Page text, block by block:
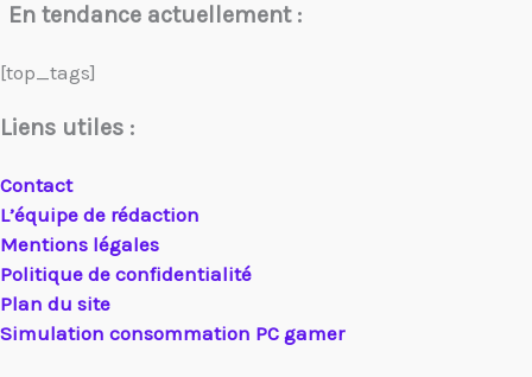
En tendance actuellement :
[top_tags]
Liens utiles :
Contact
L’équipe de rédaction
Mentions légales
Politique de confidentialité
Plan du site
Simulation consommation PC gamer